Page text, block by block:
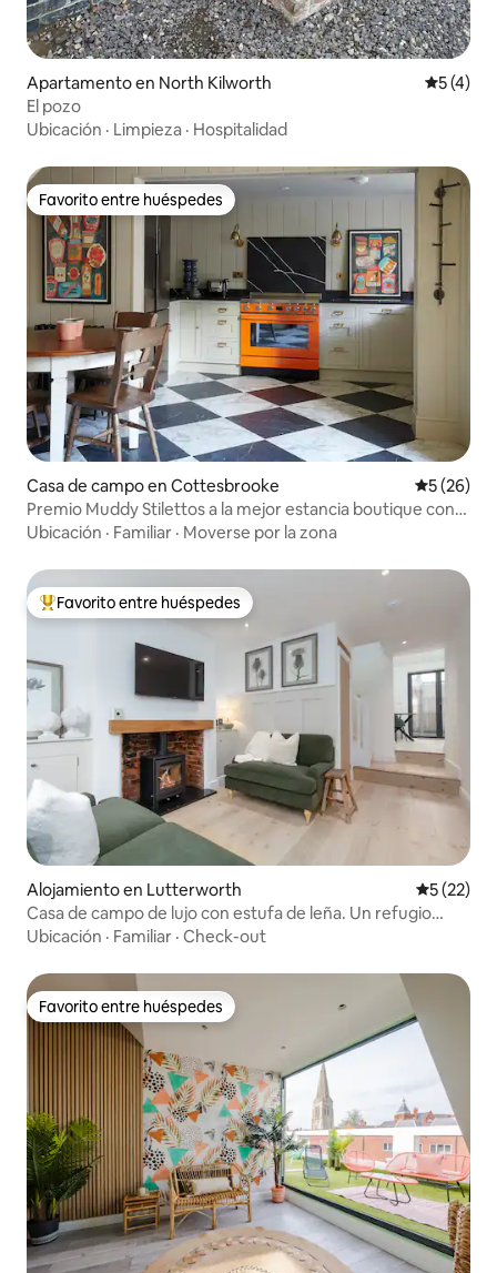
Apartamento en North Kilworth
5 (4)
El pozo
Ubicación · Limpieza · Hospitalidad
Favorito entre huéspedes
Favorito entre huéspedes
Casa de campo en Cottesbrooke
5 (26)
Premio Muddy Stilettos a la mejor estancia boutique con
capacidad para 4 personas
Ubicación · Familiar · Moverse por la zona
Favorito entre huéspedes preferido
Favorito entre huéspedes
Alojamiento en Lutterworth
5 (22)
Casa de campo de lujo con estufa de leña. Un refugio
perfecto
Ubicación · Familiar · Check-out
Favorito entre huéspedes
Favorito entre huéspedes